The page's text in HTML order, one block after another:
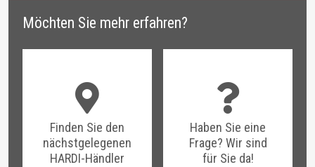
Möchten Sie mehr erfahren?
Finden Sie den
nächstgelegenen
HARDI-Händler
Haben Sie eine
Frage? Wir sind
für Sie da!